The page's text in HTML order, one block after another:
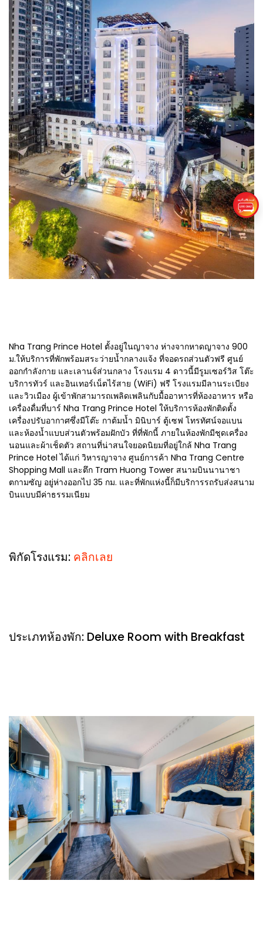
Nha Trang Prince Hotel ตั้งอยู่ในญาจาง ห่างจากหาดญาจาง 900
ม.ให้บริการที่พักพร้อมสระว่ายน้ำกลางแจ้ง ที่จอดรถส่วนตัวฟรี ศูนย์
ออกกำลังกาย และเลานจ์ส่วนกลาง โรงแรม 4 ดาวนี้มีรูมเซอร์วิส โต๊ะ
บริการทัวร์ และอินเทอร์เน็ตไร้สาย (WiFi) ฟรี โรงแรมมีลานระเบียง
และวิวเมือง ผู้เข้าพักสามารถเพลิดเพลินกับมื้ออาหารที่ห้องอาหาร หรือ
เครื่องดื่มที่บาร์ Nha Trang Prince Hotel ให้บริการห้องพักติดตั้ง
เครื่องปรับอากาศซึ่งมีโต๊ะ กาต้มน้ำ มินิบาร์ ตู้เซฟ โทรทัศน์จอแบน
และห้องน้ำแบบส่วนตัวพร้อมฝักบัว ที่ที่พักนี้ ภายในห้องพักมีชุดเครื่อง
นอนและผ้าเช็ดตัว สถานที่น่าสนใจยอดนิยมที่อยู่ใกล้ Nha Trang
Prince Hotel ได้แก่ วิหารญาจาง ศูนย์การค้า Nha Trang Centre
Shopping Mall และตึก Tram Huong Tower สนามบินนานาชา
ตกามซัญ อยู่ห่างออกไป 35 กม. และที่พักแห่งนี้ก็มีบริการรถรับส่งสนาม
บินแบบมีค่าธรรมเนียม
พิกัดโรงแรม: คลิกเลย
ประเภทห้องพัก: Deluxe Room with Breakfast